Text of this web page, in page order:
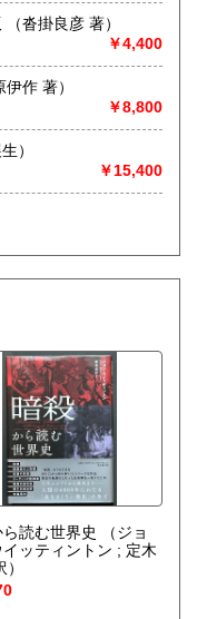
ギリシアの抒情詩人たち 献呈本 初版 （沓掛良彦 著）
￥4,400
に 初版 （矢内原伊作 著）
￥8,800
展生）
￥15,400
読む世界史
（ジョ
イッティントン ; 定木